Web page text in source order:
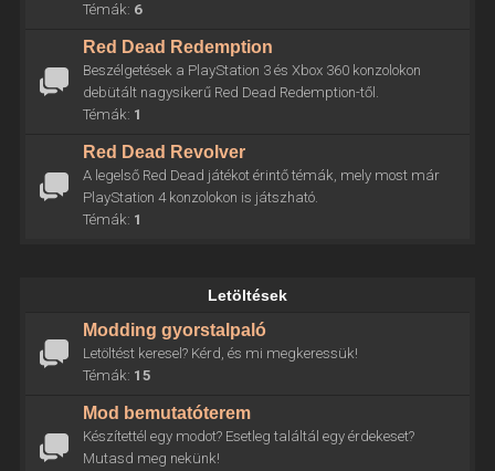
Témák: 6
Red Dead Redemption
Beszélgetések a PlayStation 3 és Xbox 360 konzolokon
debütált nagysikerű Red Dead Redemption-től.
Témák: 1
Red Dead Revolver
A legelső Red Dead játékot érintő témák, mely most már
PlayStation 4 konzolokon is játszható.
Témák: 1
Letöltések
Modding gyorstalpaló
Letöltést keresel? Kérd, és mi megkeressük!
Témák: 15
Mod bemutatóterem
Készítettél egy modot? Esetleg találtál egy érdekeset?
Mutasd meg nekünk!